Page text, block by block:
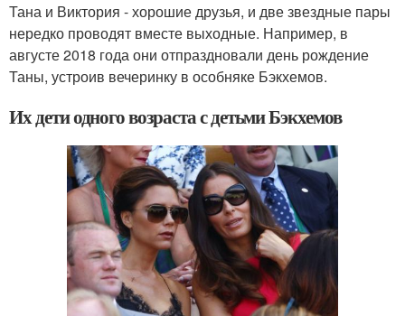
Тана и Виктория - хорошие друзья, и две звездные пары
нередко проводят вместе выходные. Например, в
августе 2018 года они отпраздновали день рождение
Таны, устроив вечеринку в особняке Бэкхемов.
Их дети одного возраста с детьми Бэкхемов